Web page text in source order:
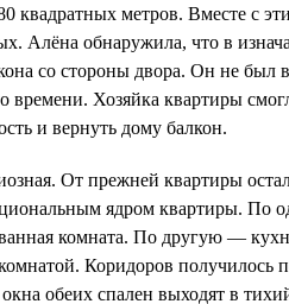
квадратных метров. Вместе с
Алёна обнаружила, что в
со стороны двора. Он не был
времени. Хозяйка квартиры
и вернуть дому балкон.
От прежней квартиры
ядром квартиры. По
комната. По другую —
Коридоров получилось
обеих спален выходят в